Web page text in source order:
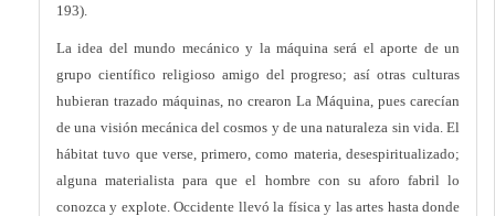
193).
La idea del mundo mecánico y la máquina será el aporte de un
grupo científico religioso amigo del progreso; así otras culturas
hubieran trazado máquinas, no crearon La Máquina, pues carecían
de una visión mecánica del cosmos y de una naturaleza sin vida. El
hábitat tuvo que verse, primero, como materia, desespiritualizado;
alguna materialista para que el hombre con su aforo fabril lo
conozca y explote. Occidente llevó la física y las artes hasta donde